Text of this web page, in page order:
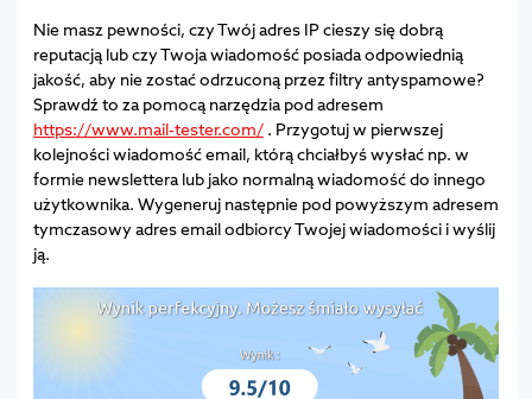
Nie masz pewności, czy Twój adres IP cieszy się dobrą
reputacją lub czy Twoja wiadomość posiada odpowiednią
jakość, aby nie zostać odrzuconą przez filtry antyspamowe?
Sprawdź to za pomocą narzędzia pod adresem
https://www.mail-tester.com/. Przygotuj w pierwszej
kolejności wiadomość email, którą chciałbyś wysłać np. w
formie newslettera lub jako normalną wiadomość do innego
użytkownika. Wygeneruj następnie pod powyższym adresem
tymczasowy adres email odbiorcy Twojej wiadomości i wyślij
ją.